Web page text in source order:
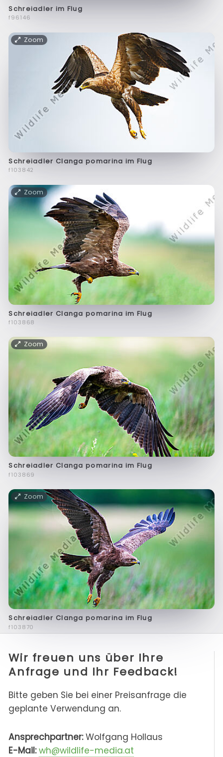
Schreiadler im Flug
f96146
Zoom
Schreiadler Clanga pomarina im Flug
f103842
Zoom
Schreiadler Clanga pomarina im Flug
f103868
Zoom
Schreiadler Clanga pomarina im Flug
f103869
Zoom
Schreiadler Clanga pomarina im Flug
f103870
Wir freuen uns über Ihre
Anfrage und Ihr Feedback!
Bitte geben Sie bei einer Preisanfrage die
geplante Verwendung an.
Ansprechpartner:Wolfgang Hollaus
E-Mail: wh@wildlife-media.at